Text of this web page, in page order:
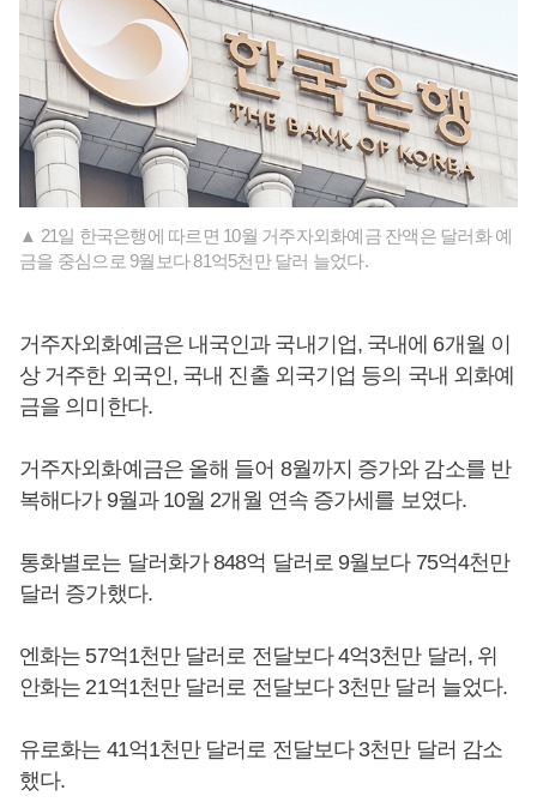
▲ 21일 한국은행에 따르면 10월 거주자외화예금 잔액은 달러화 예
금을 중심으로 9월보다 81억5천만 달러 늘었다.
거주자외화예금은 내국인과 국내기업, 국내에 6개월 이
상 거주한 외국인, 국내 진출 외국기업 등의 국내 외화예
금을 의미한다.
거주자외화예금은 올해 들어 8월까지 증가와 감소를 반
복해다가 9월과 10월 2개월 연속 증가세를 보였다.
통화별로는 달러화가 848억 달러로 9월보다 75억4천만
달러 증가했다.
엔화는 57억1천만 달러로 전달보다 4억3천만 달러, 위
안화는 21억1천만 달러로 전달보다 3천만 달러 늘었다.
유로화는 41억1천만 달러로 전달보다 3천만 달러 감소
했다.